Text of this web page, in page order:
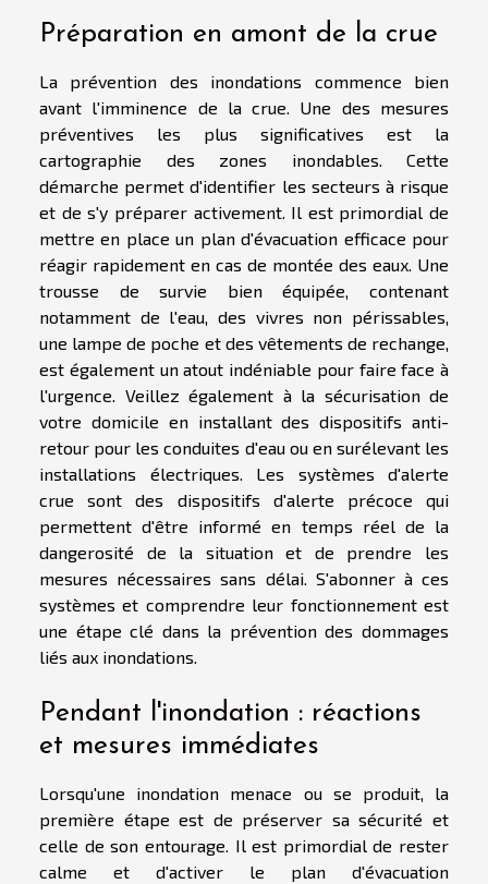
Préparation en amont de la crue
La prévention des inondations commence bien
avant l'imminence de la crue. Une des mesures
préventives les plus significatives est la
cartographie des zones inondables. Cette
démarche permet d'identifier les secteurs à risque
et de s'y préparer activement. Il est primordial de
mettre en place un plan d'évacuation efficace pour
réagir rapidement en cas de montée des eaux. Une
trousse de survie bien équipée, contenant
notamment de l'eau, des vivres non périssables,
une lampe de poche et des vêtements de rechange,
est également un atout indéniable pour faire face à
l'urgence. Veillez également à la sécurisation de
votre domicile en installant des dispositifs anti-
retour pour les conduites d'eau ou en surélevant les
installations électriques. Les systèmes d'alerte
crue sont des dispositifs d'alerte précoce qui
permettent d'être informé en temps réel de la
dangerosité de la situation et de prendre les
mesures nécessaires sans délai. S'abonner à ces
systèmes et comprendre leur fonctionnement est
une étape clé dans la prévention des dommages
liés aux inondations.
Pendant l'inondation : réactions
et mesures immédiates
Lorsqu'une inondation menace ou se produit, la
première étape est de préserver sa sécurité et
celle de son entourage. Il est primordial de rester
calme et d'activer le plan d'évacuation